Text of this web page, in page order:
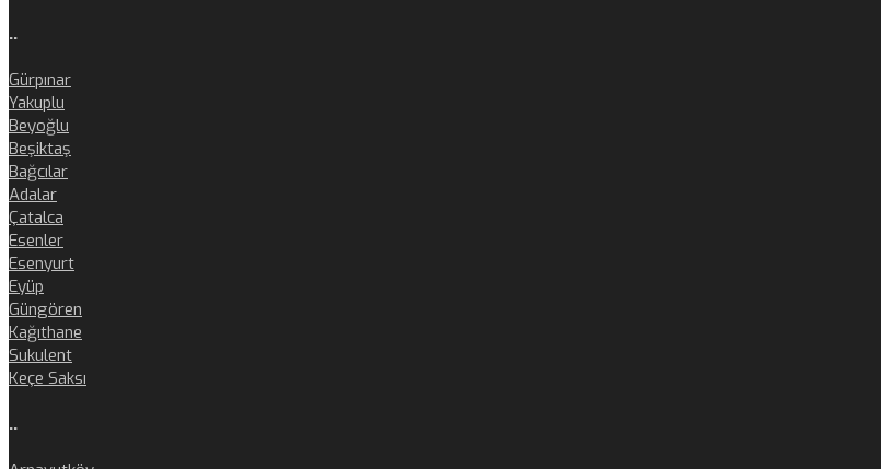
..
Gürpınar
Yakuplu
Beyoğlu
Beşiktaş
Bağcılar
Adalar
Çatalca
Esenler
Esenyurt
Eyüp
Güngören
Kağıthane
Sukulent
Keçe Saksı
..